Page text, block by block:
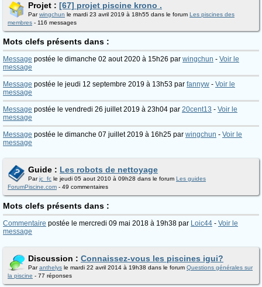
Projet : [67] projet piscine krono .
Parwingchun le mardi 23 avril 2019 à 18h55 dans le forum Les piscines des
membres - 116 messages
Mots clefs présents dans :
Message postée le dimanche 02 aout 2020 à 15h26 par wingchun - Voir le
message
Message postée le jeudi 12 septembre 2019 à 13h53 par fannyw - Voir le
message
Message postée le vendredi 26 juillet 2019 à 23h04 par 20cent13 - Voir le
message
Message postée le dimanche 07 juillet 2019 à 16h25 par wingchun - Voir le
message
Guide : Les robots de nettoyage
Parjc_fc le jeudi 05 aout 2010 à 09h28 dans le forum Les guides
ForumPiscine.com - 49 commentaires
Mots clefs présents dans :
Commentaire postée le mercredi 09 mai 2018 à 19h38 par Loic44 - Voir le
message
Discussion : Connaissez-vous les piscines igui?
Paranthelys le mardi 22 avril 2014 à 19h38 dans le forum Questions générales sur
la piscine - 77 réponses